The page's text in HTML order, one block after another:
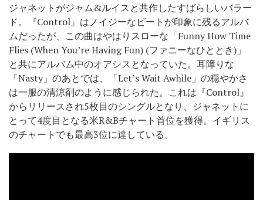
ジャネットがジャム&ルイスと共作したすばらしいバラー
ド。『Control』はノイジーなビートが印象に残るアルバ
ムだったが、この曲はやはりスローな「Funny How Time
Flies (When You’re Having Fun) (ファニーなひととき)」
と共にアルバム中のオアシスとなっていた。耳障りな
「Nasty」のあとでは、「Let’s Wait Awhile」の穏やかさ
は一服の清涼剤のように感じられた。これは『Control』
からリリースされ5枚目のシングルとなり、ジャネットに
とって4度目となる米R&Bチャート首位を獲得。イギリス
のチャートでも最高3位に達している。